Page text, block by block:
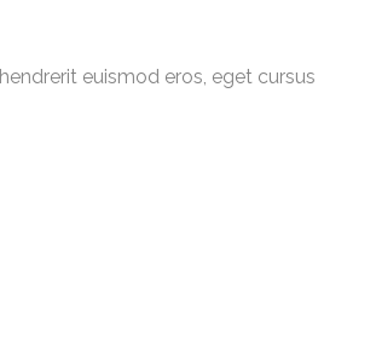
euismod eros, eget cursus